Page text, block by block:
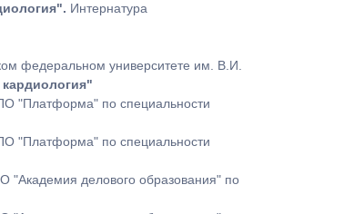
Интернатура
федеральном университете им. В.И.
кардиология"
"Платформа" по специальности
"Платформа" по специальности
делового образования" по